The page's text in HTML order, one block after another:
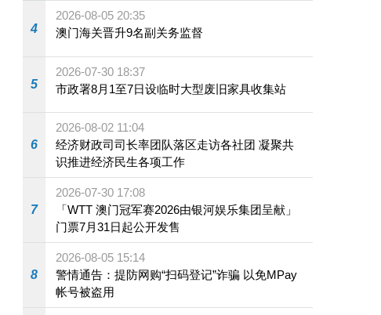
4
2026-08-05 20:35
澳门海关晋升9名副关务监督
5
2026-07-30 18:37
市政署8月1至7日设临时大型废旧家具收集站
6
2026-08-02 11:04
经济财政司司长率团队落区走访各社团 凝聚共
识推进经济民生各项工作
7
2026-07-30 17:08
「WTT 澳门冠军赛2026由银河娱乐集团呈献」
门票7月31日起公开发售
8
2026-08-05 15:14
警情通告：提防网购“扫码登记”诈骗 以免MPay
帐号被盗用